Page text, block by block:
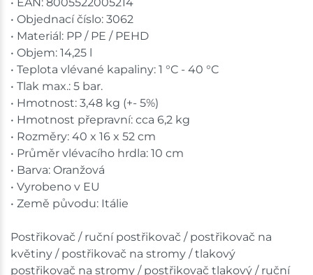
• Objednací číslo: 3062
• Materiál: PP / PE / PEHD
• Objem: 14,25 l
• Teplota vlévané kapaliny: 1 °C - 40 °C
• Tlak max.: 5 bar.
• Hmotnost: 3,48 kg (+- 5%)
• Hmotnost přepravní: cca 6,2 kg
• Rozměry: 40 x 16 x 52 cm
• Průměr vlévacího hrdla: 10 cm
• Barva: Oranžová
• Vyrobeno v EU
• Země původu: Itálie
Postřikovač / ruční postřikovač / postřikovač na
květiny / postřikovač na stromy / tlakový
postřikovač na stromy / postřikovač tlakový / ruční